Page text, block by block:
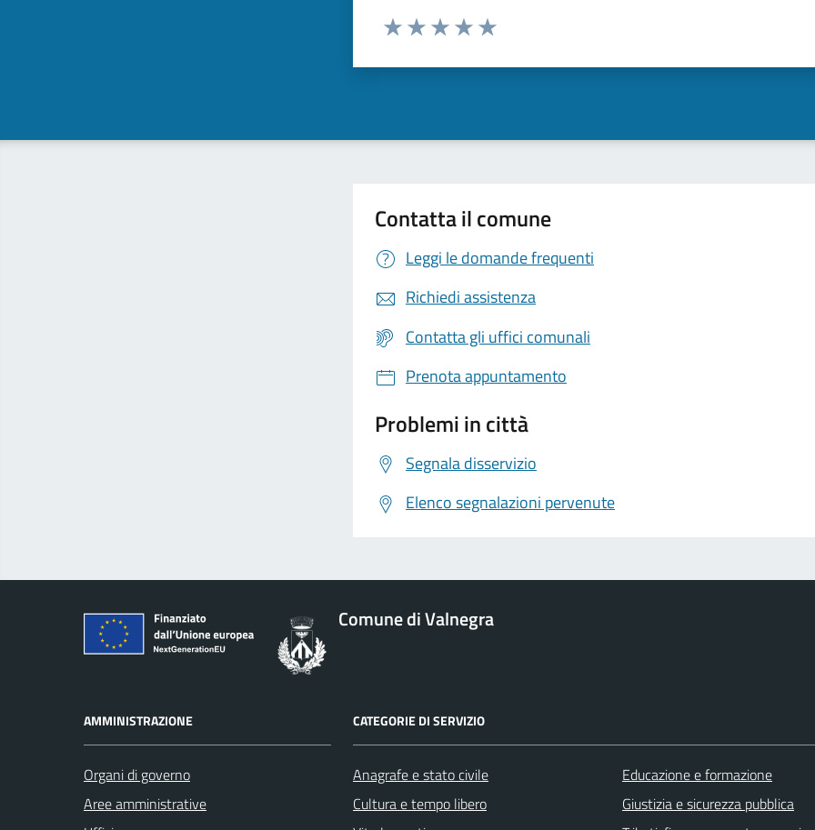
Valuta da 1 a 5 stelle la pagina
Contatta il comune
Leggi le domande frequenti
Richiedi assistenza
Contatta gli uffici comunali
Prenota appuntamento
Problemi in città
Segnala disservizio
Elenco segnalazioni pervenute
Comune di Valnegra
AMMINISTRAZIONE
Organi di governo
Aree amministrative
CATEGORIE DI SERVIZIO
Anagrafe e stato civile
Cultura e tempo libero
Educazione e formazione
Giustizia e sicurezza pubblica